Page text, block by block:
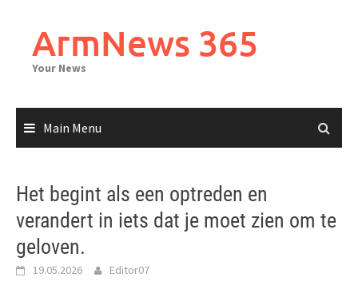
contentArmNews 365
Your News
Main Menu
Het begint als een optreden en
verandert in iets dat je moet zien om te
geloven.
19.05.2026 Editor07